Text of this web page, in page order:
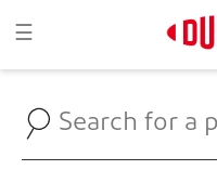
Toggle navigation
☰